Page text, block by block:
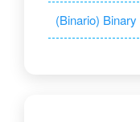
(Binario)